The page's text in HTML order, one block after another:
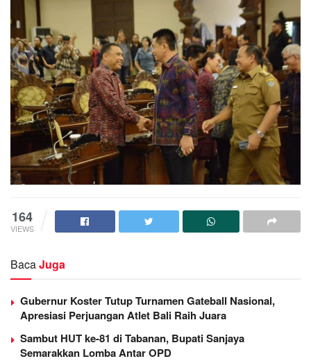
164
VIEWS
BacaJuga
Gubernur Koster Tutup Turnamen Gateball Nasional,
Apresiasi Perjuangan Atlet Bali Raih Juara
Sambut HUT ke-81 di Tabanan, Bupati Sanjaya
Semarakkan Lomba Antar OPD